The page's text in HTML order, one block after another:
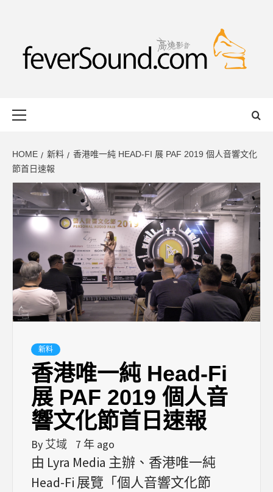
HOME 新料
香港唯一純 HEAD-FI 展 PAF 2019 個人音響文化
節首日速報
新料
香港唯一純 Head-Fi
展 PAF 2019 個人音
響文化節首日速報
By 艾域 7 年 ago
由 Lyra Media 主辦、香港唯一純
Head-Fi 展覽「個人音響文化節